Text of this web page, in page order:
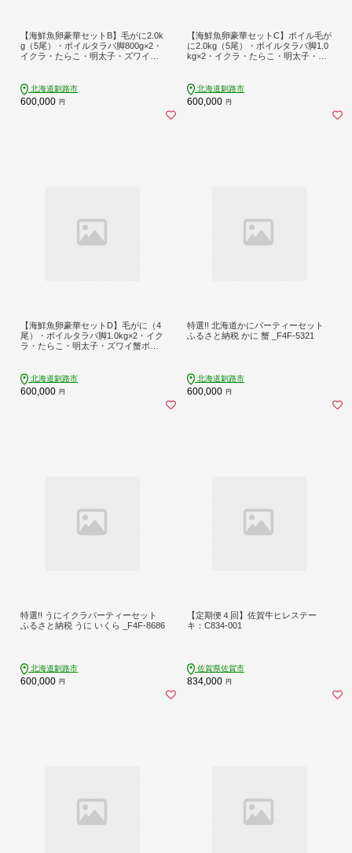
【海鮮魚卵豪華セットB】毛がに2.0k
g（5尾）・ボイルタラバ脚800g×2・
イクラ・たらこ・明太子・ズワイ蟹
北海道釧路市
600,000 円
【海鮮魚卵豪華セットC】ボイル毛が
に2.0kg（5尾）・ボイルタラバ脚1.0
kg×2・イクラ・たらこ・明太子・ズ
北海道釧路市
600,000 円
【海鮮魚卵豪華セットD】毛がに（4
尾）・ボイルタラバ脚1.0kg×2・イク
ラ・たらこ・明太子・ズワイ蟹ポー
北海道釧路市
600,000 円
特選!! 北海道かにパーティーセット
ふるさと納税 かに 蟹 _F4F-5321
北海道釧路市
600,000 円
特選!! うにイクラパーティーセット
ふるさと納税 うに いくら _F4F-8686
北海道釧路市
600,000 円
【定期便４回】佐賀牛ヒレステー
キ：C834-001
佐賀県佐賀市
834,000 円